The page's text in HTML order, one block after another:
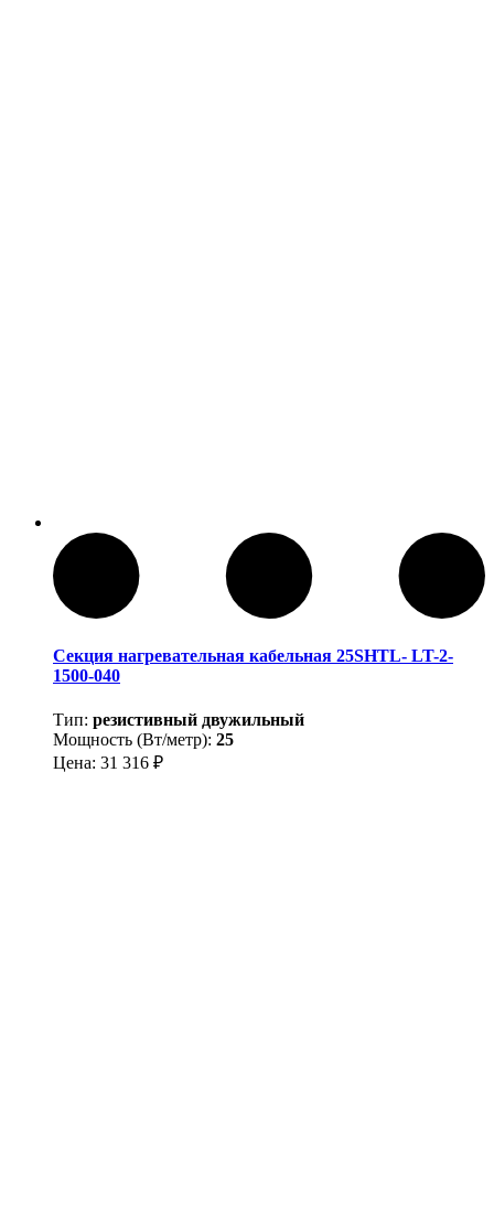
Секция нагревательная кабельная 25SHTL- LT-2-
1500-040
Тип: резистивный двужильный
Мощность (Вт/метр): 25
Цена: 31 316 ₽